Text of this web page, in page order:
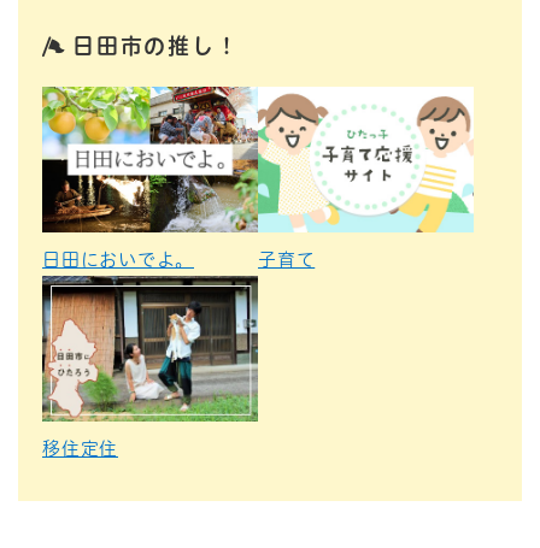
日田市の推し！
日田においでよ。 子育て
移住定住